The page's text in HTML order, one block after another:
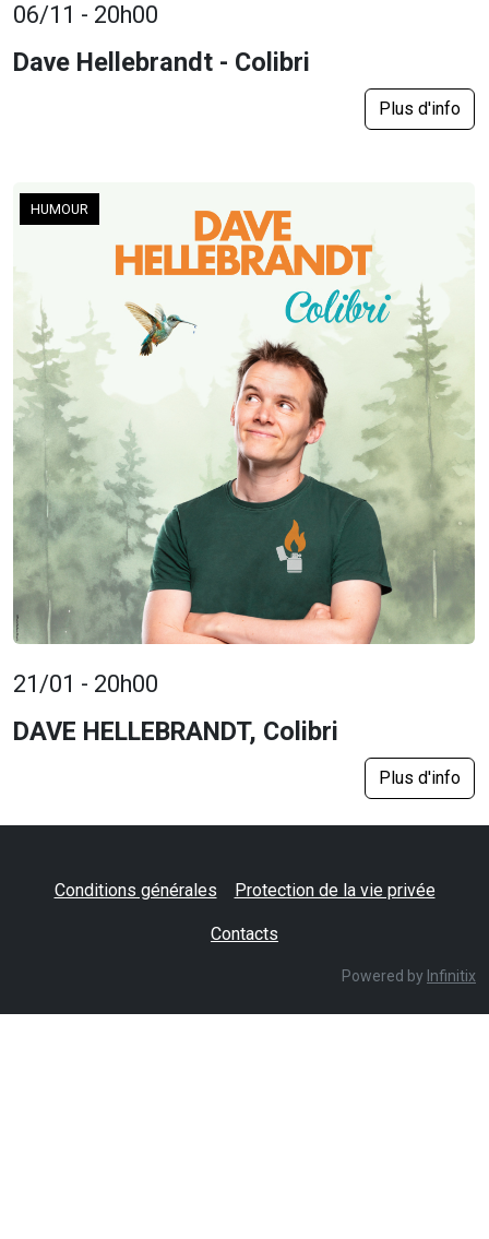
06/11 - 20h00
Dave Hellebrandt - Colibri
Plus d'info
HUMOUR
21/01 - 20h00
DAVE HELLEBRANDT, Colibri
Plus d'info
Conditions générales Protection de la vie privée
Contacts
Powered by Infinitix